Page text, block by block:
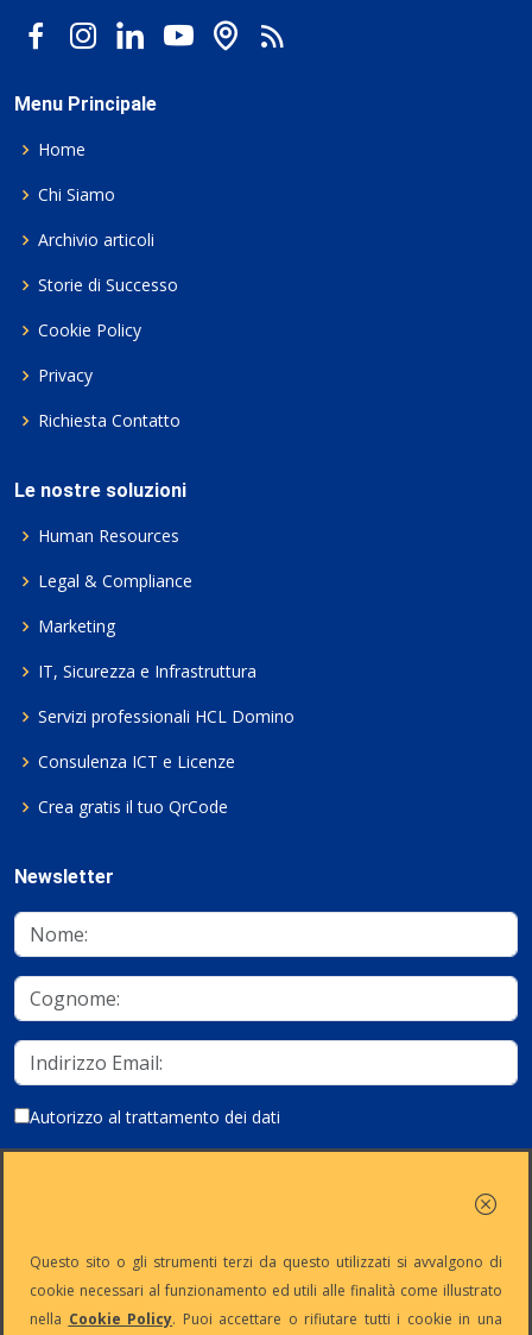
Menu Principale
Home
Chi Siamo
Archivio articoli
Storie di Successo
Cookie Policy
Privacy
Richiesta Contatto
Le nostre soluzioni
Human Resources
Legal & Compliance
Marketing
IT, Sicurezza e Infrastruttura
Servizi professionali HCL Domino
Consulenza ICT e Licenze
Crea gratis il tuo QrCode
Newsletter
Autorizzo al trattamento dei dati
Partita Iva: Capitale Iscrizione Reg. Imp. n°
Questo sito o gli strumenti terzi da questo utilizzati si avvalgono di
cookie necessari al funzionamento ed utili alle finalità come illustrato
nella Cookie Policy. Puoi accettare o rifiutare tutti i cookie in una